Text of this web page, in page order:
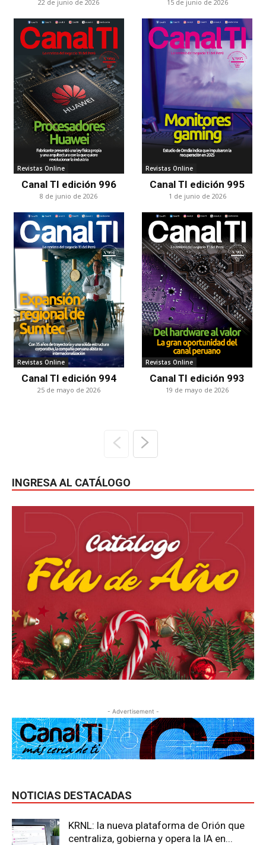
22 de junio de 2026 15 de junio de 2026
Revistas Online
Canal TI edición 996
8 de junio de 2026
Revistas Online
Canal TI edición 995
1 de junio de 2026
Revistas Online
Canal TI edición 994
25 de mayo de 2026
Revistas Online
Canal TI edición 993
19 de mayo de 2026
INGRESA AL CATÁLOGO
- Advertisement -
NOTICIAS DESTACADAS
KRNL: la nueva plataforma de Orión que
centraliza, gobierna y opera la IA en...